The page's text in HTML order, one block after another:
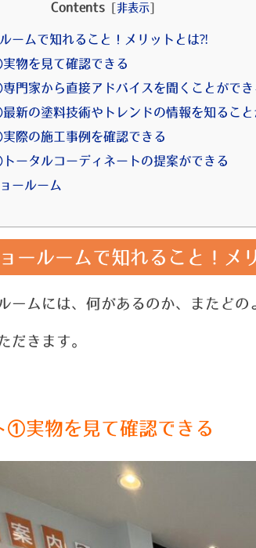
Contents 非表示]
ームで知れること！メリットとは⁈
物を見て確認できる
門家から直接アドバイスを聞くことができ
新の塗料技術やトレンドの情報を知ること
際の施工事例を確認できる
ータルコーディネートの提案ができる
ールーム
ールームで知れること！メ
ームには、何があるのか、またど
だきます。
①実物を見て確認できる